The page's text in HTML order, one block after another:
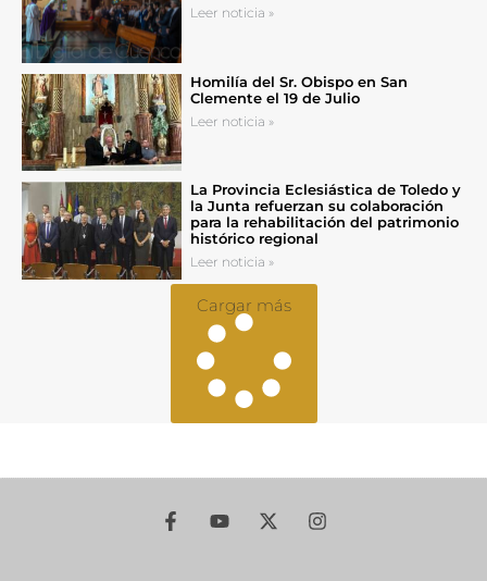
Leer noticia »
Homilía del Sr. Obispo en San
Clemente el 19 de Julio
Leer noticia »
La Provincia Eclesiástica de Toledo y
la Junta refuerzan su colaboración
para la rehabilitación del patrimonio
histórico regional
Leer noticia »
Cargar más